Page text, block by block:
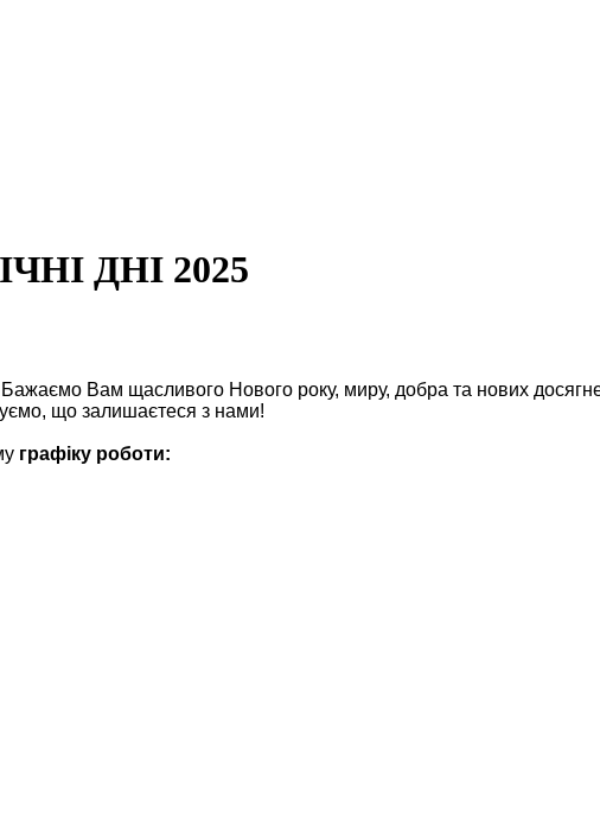
ДНІ 2025
Бажаємо Вам щасливого Нового року, миру, добра та нових
, що залишаєтеся з нами!
графіку роботи: